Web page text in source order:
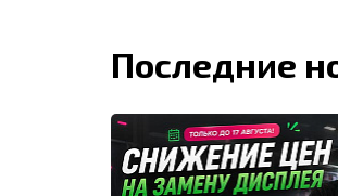
Последние